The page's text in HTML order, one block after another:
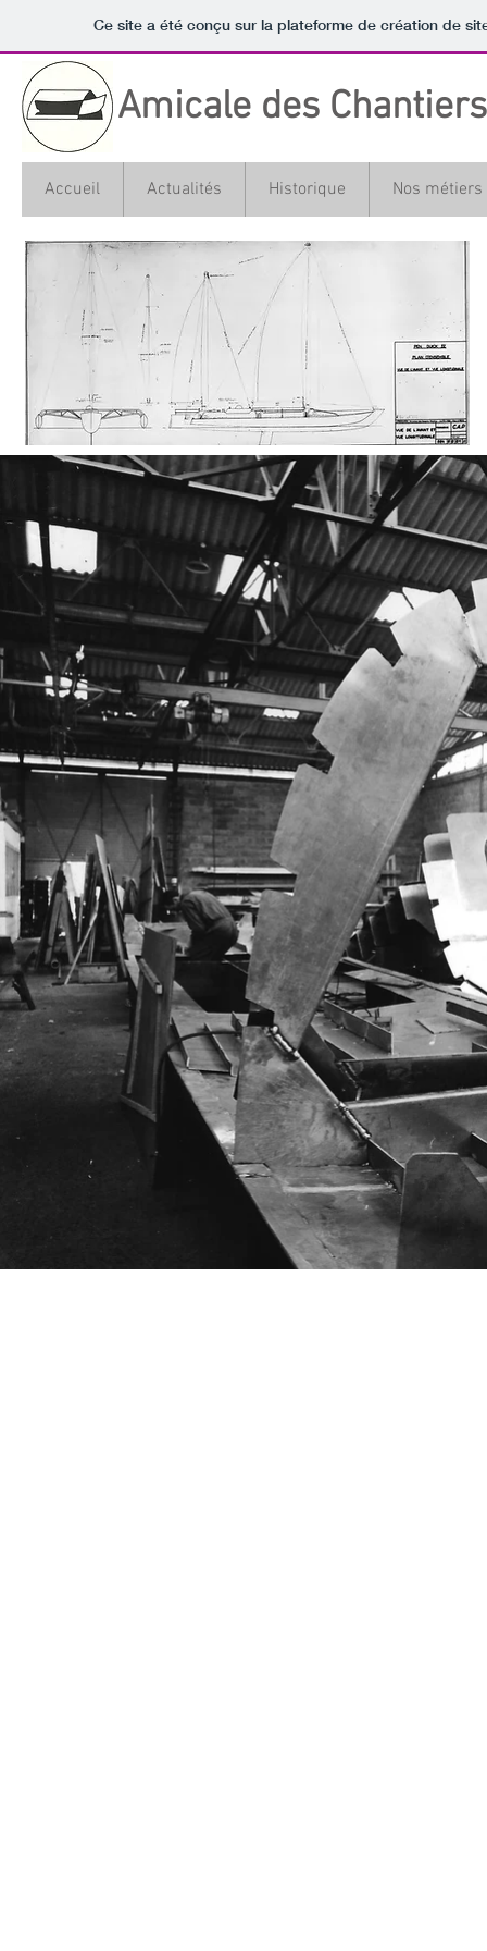
Ce site a été conçu sur la plateforme de création de
Amicale des
Accueil Actualités Historique Nos métiers